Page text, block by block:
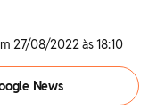
27/08/2022 às 18:10
News